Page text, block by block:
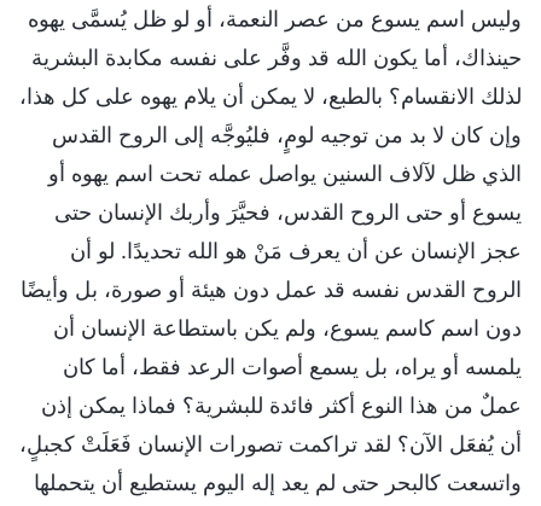
وليس اسم يسوع من عصر النعمة، أو لو ظل يُسمَّى يهوه
حينذاك، أما يكون الله قد وفَّر على نفسه مكابدة البشرية
لذلك الانقسام؟ بالطبع، لا يمكن أن يلام يهوه على كل هذا،
وإن كان لا بد من توجيه لومٍ، فليُوجَّه إلى الروح القدس
الذي ظل لآلاف السنين يواصل عمله تحت اسم يهوه أو
يسوع أو حتى الروح القدس، فحيَّرَ وأربك الإنسان حتى
عجز الإنسان عن أن يعرف مَنْ هو الله تحديدًا. لو أن
الروح القدس نفسه قد عمل دون هيئة أو صورة، بل وأيضًا
دون اسم كاسم يسوع، ولم يكن باستطاعة الإنسان أن
يلمسه أو يراه، بل يسمع أصوات الرعد فقط، أما كان
عملٌ من هذا النوع أكثر فائدة للبشرية؟ فماذا يمكن إذن
أن يُفعَل الآن؟ لقد تراكمت تصورات الإنسان فَعَلَتْ كجبلٍ،
واتسعت كالبحر حتى لم يعد إله اليوم يستطيع أن يتحملها